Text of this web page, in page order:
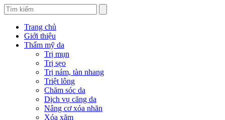
Trang chủ
Giới thiệu
Thẩm mỹ da
Trị mụn
Trị sẹo
Trị nám, tàn nhang
Triệt lông
Chăm sóc da
Dịch vụ căng da
Nâng cơ xóa nhăn
Xóa xăm